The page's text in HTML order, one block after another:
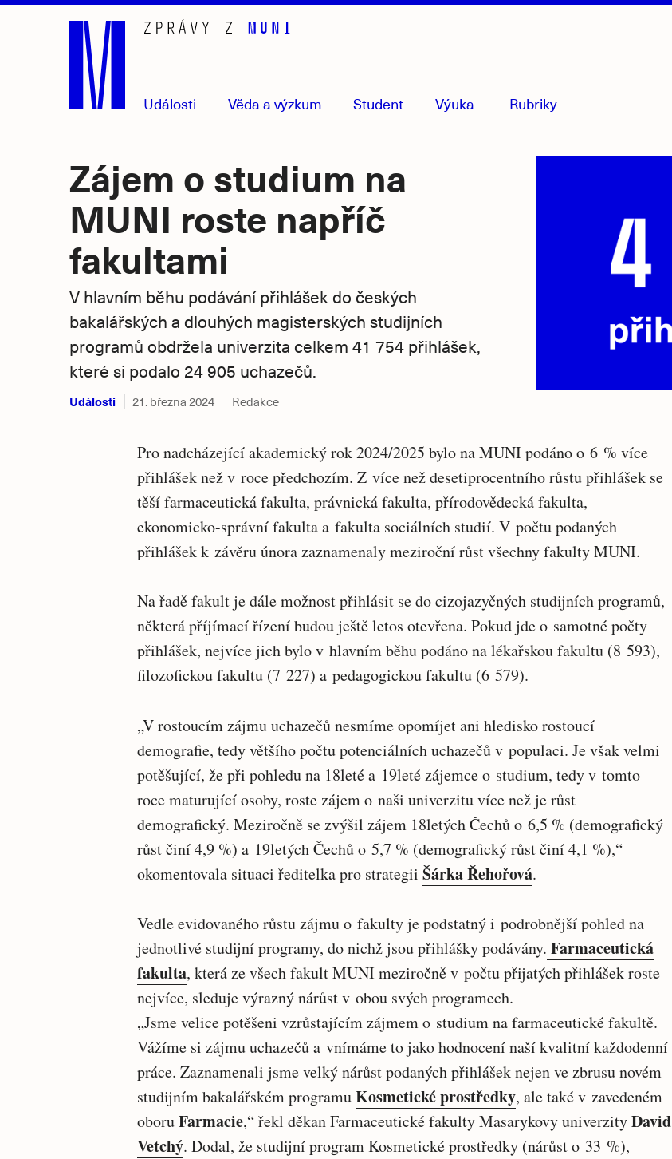
Události Věda a výzkum Student Výuka Rubriky
Zájem o studium na
MUNI roste napříč
fakultami
V hlavním běhu podávání přihlášek do českých
bakalářských a dlouhých magisterských studijních
programů obdržela univerzita celkem 41 754 přihlášek,
které si podalo 24 905 uchazečů.
Události 21. března 2024 Redakce
Pro nadcházející akademický rok 2024/2025 bylo na MUNI podáno o 6 % více
přihlášek než v roce předchozím. Z více než desetiprocentního růstu přihlášek se
těší farmaceutická fakulta, právnická fakulta, přírodovědecká fakulta,
ekonomicko-správní fakulta a fakulta sociálních studií. V počtu podaných
přihlášek k závěru února zaznamenaly meziroční růst všechny fakulty MUNI.
Na řadě fakult je dále možnost přihlásit se do cizojazyčných studijních programů,
některá příjímací řízení budou ještě letos otevřena. Pokud jde o samotné počty
přihlášek, nejvíce jich bylo v hlavním běhu podáno na lékařskou fakultu (8 593),
filozofickou fakultu (7 227) a pedagogickou fakultu (6 579).
„V rostoucím zájmu uchazečů nesmíme opomíjet ani hledisko rostoucí
demografie, tedy většího počtu potenciálních uchazečů v populaci. Je však velmi
potěšující, že při pohledu na 18leté a 19leté zájemce o studium, tedy v tomto
roce maturující osoby, roste zájem o naši univerzitu více než je růst
demografický. Meziročně se zvýšil zájem 18letých Čechů o 6,5 % (demografický
růst činí 4,9 %) a 19letých Čechů o 5,7 % (demografický růst činí 4,1 %),“
okomentovala situaci ředitelka pro strategii Šárka Řehořová.
Vedle evidovaného růstu zájmu o fakulty je podstatný i podrobnější pohled na
jednotlivé studijní programy, do nichž jsou přihlášky podávány. Farmaceutická
fakulta, která ze všech fakult MUNI meziročně v počtu přijatých přihlášek roste
nejvíce, sleduje výrazný nárůst v obou svých programech.
„Jsme velice potěšeni vzrůstajícím zájmem o studium na farmaceutické fakultě.
Vážíme si zájmu uchazečů a vnímáme to jako hodnocení naší kvalitní každodenní
práce. Zaznamenali jsme velký nárůst podaných přihlášek nejen ve zbrusu novém
studijním bakalářském programuKosmetické prostředky, ale také v zavedeném
oboruFarmacie,“ řekl děkan Farmaceutické fakulty Masarykovy univerzityDavid
Vetchý. Dodal, že studijní program Kosmetické prostředky (nárůst o 33 %),